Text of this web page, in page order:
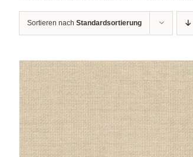
Sortieren nach Standardsortierung